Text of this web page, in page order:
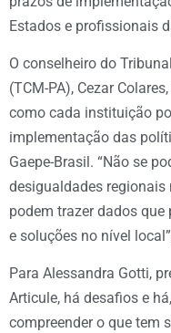
Estados e profissionais
O conselheiro do
(TCM-PA), Cezar
como cada instituição
implementação das
Gaepe-Brasil. “Não se
desigualdades regionais
podem trazer dados
e soluções no nível
Para Alessandra Gotti,
Articule, há desafios e
compreender o que tem